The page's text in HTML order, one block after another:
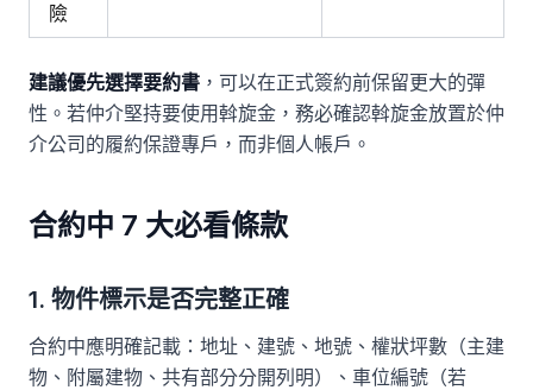
險
建議優先選擇要約書 ，可以在正式簽約前保留更大的彈
性。若仲介堅持要使用斡旋金，務必確認斡旋金放置於仲
介公司的履約保證專戶，而非個人帳戶。
合約中 7 大必看條款
1. 物件標示是否完整正確
合約中應明確記載：地址、建號、地號、權狀坪數（主建
物、附屬建物、共有部分分開列明）、車位編號（若